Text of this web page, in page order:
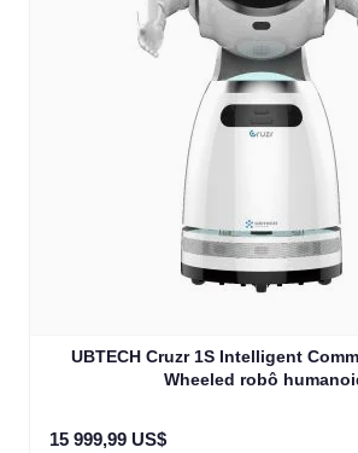
UBTECH Cruzr 1S Intelligent
Wheeled robô
15 999,99 US$